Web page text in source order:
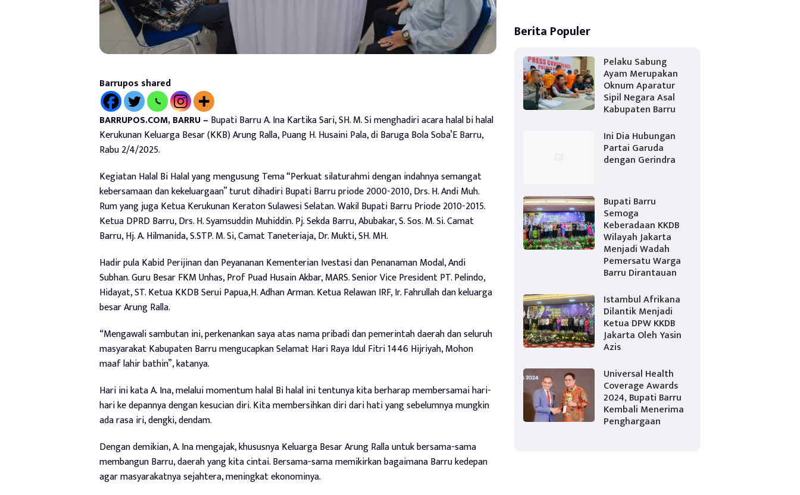
Barrupos shared
BARRUPOS.COM, BARRU – Bupati Barru A. Ina Kartika Sari, SH. M. Si menghadiri acara halal bi halal
Kerukunan Keluarga Besar (KKB) Arung Ralla, Puang H. Husaini Pala, di Baruga Bola Soba’E Barru,
Rabu 2/4/2025.
Kegiatan Halal Bi Halal yang mengusung Tema “Perkuat silaturahmi dengan indahnya semangat
kebersamaan dan kekeluargaan” turut dihadiri Bupati Barru priode 2000-2010, Drs. H. Andi Muh.
Rum yang juga Ketua Kerukunan Keraton Sulawesi Selatan. Wakil Bupati Barru Priode 2010-2015.
Ketua DPRD Barru, Drs. H. Syamsuddin Muhiddin. Pj. Sekda Barru, Abubakar, S. Sos. M. Si. Camat
Barru, Hj. A. Hilmanida, S.STP. M. Si, Camat Taneteriaja, Dr. Mukti, SH. MH.
Hadir pula Kabid Perijinan dan Peyananan Kementerian Ivestasi dan Penanaman Modal, Andi
Subhan. Guru Besar FKM Unhas, Prof Puad Husain Akbar, MARS. Senior Vice President PT. Pelindo,
Hidayat, ST. Ketua KKDB Serui Papua,H. Adhan Arman. Ketua Relawan IRF, Ir. Fahrullah dan keluarga
besar Arung Ralla.
“Mengawali sambutan ini, perkenankan saya atas nama pribadi dan pemerintah daerah dan seluruh
masyarakat Kabupaten Barru mengucapkan Selamat Hari Raya Idul Fitri 1446 Hijriyah, Mohon
maaf lahir bathin”, katanya.
Hari ini kata A. Ina, melalui momentum halal Bi halal ini tentunya kita berharap membersamai hari-
hari ke depannya dengan kesucian diri. Kita membersihkan diri dari hati yang sebelumnya mungkin
ada rasa iri, dengki, dendam.
Dengan demikian, A. Ina mengajak, khususnya Keluarga Besar Arung Ralla untuk bersama-sama
membangun Barru, daerah yang kita cintai. Bersama-sama memikirkan bagaimana Barru kedepan
agar masyarakatnya sejahtera, meningkat ekonominya.
Berita Populer
Pelaku Sabung
Ayam Merupakan
Oknum Aparatur
Sipil Negara Asal
Kabupaten Barru
Ini Dia Hubungan
Partai Garuda
dengan Gerindra
Bupati Barru
Semoga
Keberadaan KKDB
Wilayah Jakarta
Menjadi Wadah
Pemersatu Warga
Barru Dirantauan
Istambul Afrikana
Dilantik Menjadi
Ketua DPW KKDB
Jakarta Oleh Yasin
Azis
Universal Health
Coverage Awards
2024, Bupati Barru
Kembali Menerima
Penghargaan